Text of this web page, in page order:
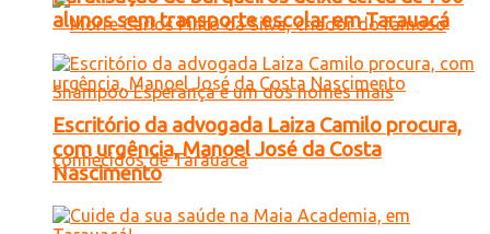
alunos sem transporte escolar em Tarauacá
Escritório da advogada Laiza Camilo procura,
com urgência, Manoel José da Costa
Nascimento